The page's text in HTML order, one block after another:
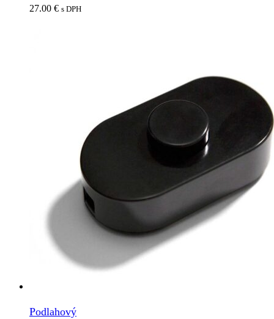
27.00 € s DPH
Podlahový